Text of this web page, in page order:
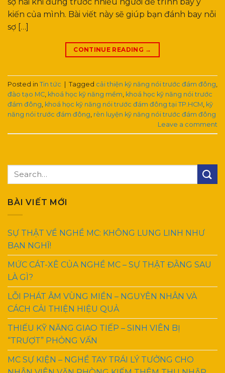
sợ hãi khi đứng trước nhiều người để trình bày ý
kiến của mình. Bài viết này sẽ giúp bạn đánh bay nỗi
sợ […]
CONTINUE READING →
Posted in Tin tức Tagged cải thiện kỹ năng nói trước đám đông
đào tạo MC khoá học kỹ năng mềm khoá học kỹ năng nói trước
đám đông khoá học kỹ năng nói trước đám đông tại TP.HCM kỹ
năng nói trước đám đông rèn luyện kỹ năng nói trước đám đông
Leave a comment
BÀI VIẾT MỚI
SỰ THẬT VỀ NGHỀ MC: KHÔNG LUNG LINH NHƯ
BẠN NGHĨ!
MỨC CÁT-XÊ CỦA NGHỀ MC – SỰ THẬT ĐẰNG SAU
LÀ GÌ?
LỖI PHÁT ÂM VÙNG MIỀN – NGUYÊN NHÂN VÀ
CÁCH CẢI THIỆN HIỆU QUẢ
THIẾU KỸ NĂNG GIAO TIẾP – SINH VIÊN BỊ
“TRƯỢT” PHỎNG VẤN
MC SỰ KIỆN – NGHỀ TAY TRÁI LÝ TƯỞNG CHO